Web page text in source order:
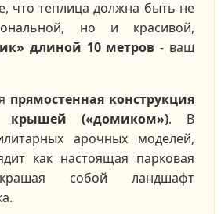
что теплица должна быть не
но и красивой,
длиной 10 метров - ваш
прямостенная конструкция
крышей («домиком»). В
арочных моделей,
как настоящая парковая
собой ландшафт